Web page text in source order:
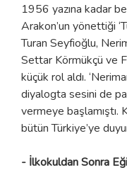
1956 yazına kadar
Arakon’un yönettiği
Turan Seyfioğlu,
Settar Körmükçü ve
küçük rol aldı.
diyalogta sesini de
vermeye başlamıştı.
bütün Türkiye’ye
- İlkokuldan Sonra